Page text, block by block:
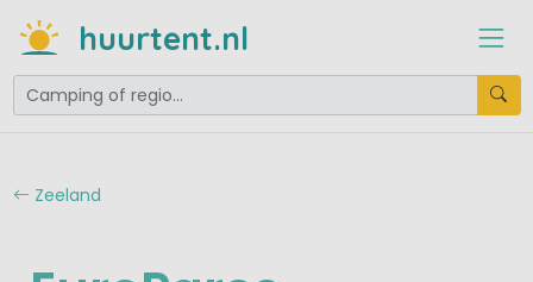
huurtent.nl
Zeeland